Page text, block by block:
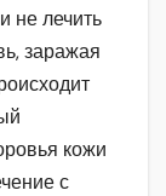
не лечить
заражая
кожи
с